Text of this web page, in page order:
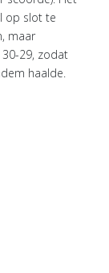
op slot te
maar
29, zodat
haalde.